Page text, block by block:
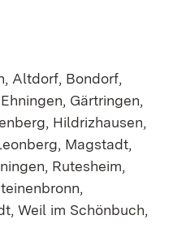
Altdorf, Bondorf,
Gärtringen,
Hildrizhausen,
Magstadt,
Rutesheim,
Weil im Schönbuch,